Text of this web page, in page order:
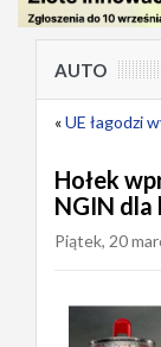
AUTO
«UE łagodzi
Hołek
NGIN
Piątek, 20